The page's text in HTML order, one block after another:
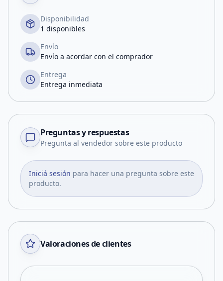
Disponibilidad
1 disponibles
Envío
Envío a acordar con el comprador
Entrega
Entrega inmediata
Preguntas y respuestas
Pregunta al vendedor sobre este producto
Iniciá sesión para hacer una pregunta sobre este
producto.
Valoraciones de clientes